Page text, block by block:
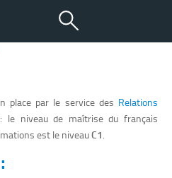
que les étudiants de nationalité
requis pour candidater,
place par le service des Relations
: le niveau de maîtrise du français
est le niveauC1.